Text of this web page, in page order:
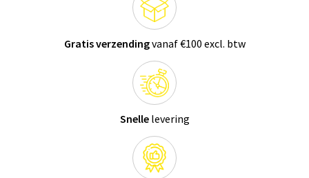
Gratis verzendingvanaf €100 excl. btw
Snellelevering